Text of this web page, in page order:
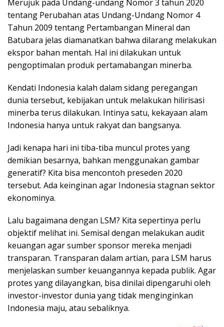
Merujuk pada Undang-undang Nomor 3 tahun 2020
tentang Perubahan atas Undang-Undang Nomor 4
Tahun 2009 tentang Pertambangan Mineral dan
Batubara jelas diamanatkan bahwa dilarang melakukan
ekspor bahan mentah. Hal ini dilakukan untuk
pengoptimalan produk pertamabangan minerba.
Kendati Indonesia kalah dalam sidang peregangan
dunia tersebut, kebijakan untuk melakukan hilirisasi
minerba terus dilakukan. Intinya satu, kekayaan alam
Indonesia hanya untuk rakyat dan bangsanya.
Jadi kenapa hari ini tiba-tiba muncul protes yang
demikian besarnya, bahkan menggunakan gambar
generatif? Kita bisa mencontoh preseden 2020
tersebut. Ada keinginan agar Indonesia stagnan sektor
ekonominya.
Lalu bagaimana dengan LSM? Kita sepertinya perlu
objektif melihat ini. Semisal dengan melakukan audit
keuangan agar sumber sponsor mereka menjadi
transparan. Transparan dalam artian, para LSM harus
menjelaskan sumber keuangannya kepada publik. Agar
protes yang dilayangkan, bisa dinilai dipengaruhi oleh
investor-investor dunia yang tidak menginginkan
Indonesia maju, atau sebaliknya.